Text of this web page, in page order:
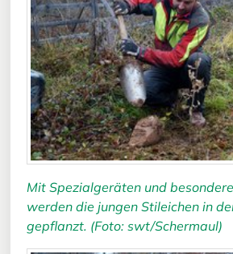
Mit Spezialgeräten und
werden die jungen Stileichen in
gepflanzt. (Foto: swt/Schermaul)